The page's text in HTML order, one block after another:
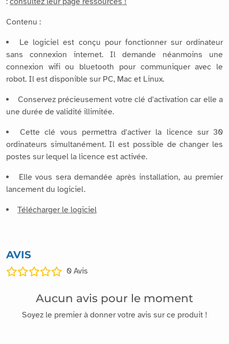
Contenu :
Le logiciel est conçu pour fonctionner sur ordinateur
sans connexion internet. Il demande néanmoins une
connexion wifi ou bluetooth pour communiquer avec le
robot. Il est disponible sur PC, Mac et Linux.
Conservez précieusement votre clé d'activation car elle a
une durée de validité illimitée.
Cette clé vous permettra d'activer la licence sur 30
ordinateurs simultanément. Il est possible de changer les
postes sur lequel la licence est activée.
Elle vous sera demandée après installation, au premier
lancement du logiciel.
Télécharger le logiciel
AVIS
0 Avis
Aucun avis pour le moment
Soyez le premier à donner votre avis sur ce produit !